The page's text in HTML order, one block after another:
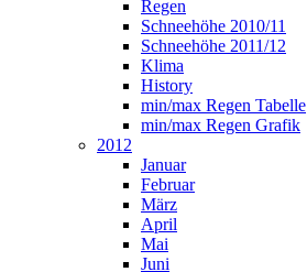
Regen
Schneehöhe 2010/11
Schneehöhe 2011/12
Klima
History
min/max Regen Tabelle
min/max Regen Grafik
2012
Januar
Februar
März
April
Mai
Juni